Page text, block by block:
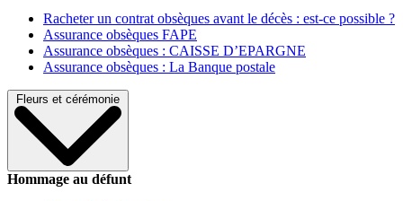
Racheter un contrat obsèques avant le décès : est-ce possible ?
Assurance obsèques FAPE
Assurance obsèques : CAISSE D’EPARGNE
Assurance obsèques : La Banque postale
Fleurs et cérémonie
Hommage au défunt